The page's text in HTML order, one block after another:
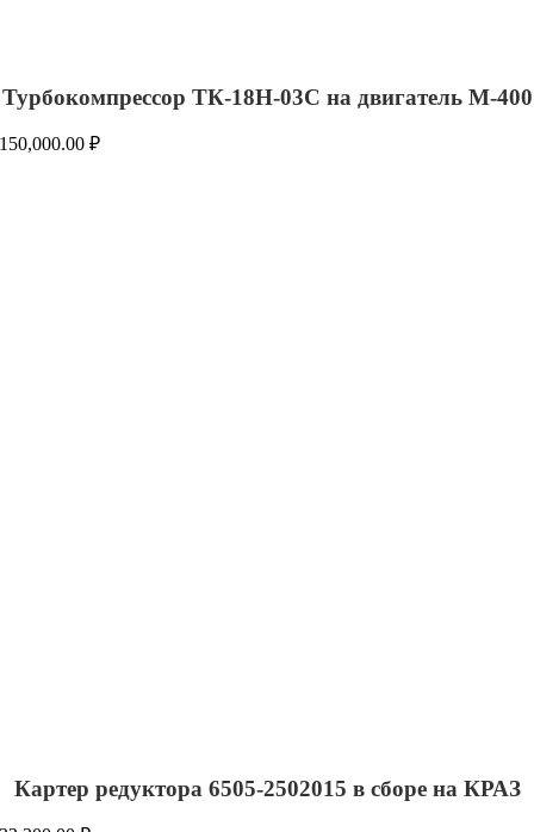
Турбокомпрессор ТК-18Н-03С на двигатель М-400
150,000.00₽
Картер редуктора 6505-2502015 в сборе на КРАЗ